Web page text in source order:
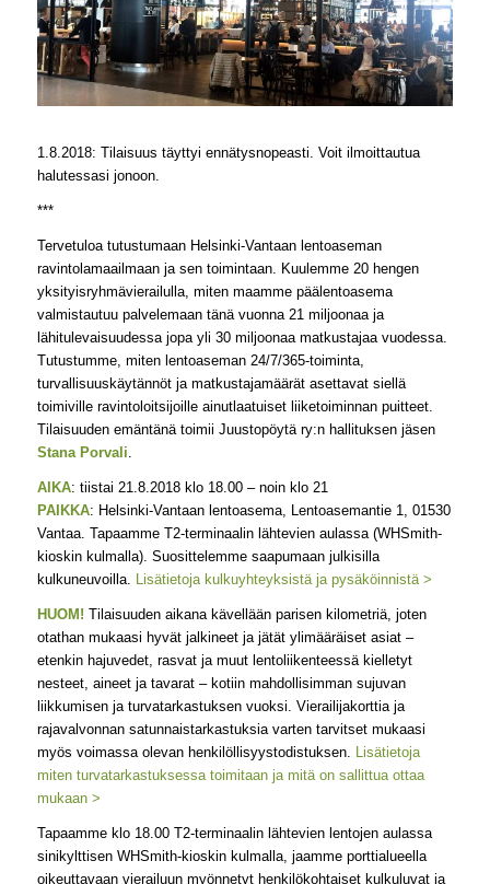
1.8.2018: Tilaisuus täyttyi ennätysnopeasti. Voit ilmoittautua
halutessasi jonoon.
***
Tervetuloa tutustumaan Helsinki-Vantaan lentoaseman
ravintolamaailmaan ja sen toimintaan. Kuulemme 20 hengen
yksityisryhmävierailulla, miten maamme päälentoasema
valmistautuu palvelemaan tänä vuonna 21 miljoonaa ja
lähitulevaisuudessa jopa yli 30 miljoonaa matkustajaa vuodessa.
Tutustumme, miten lentoaseman 24/7/365-toiminta,
turvallisuuskäytännöt ja matkustajamäärät asettavat siellä
toimiville ravintoloitsijoille ainutlaatuiset liiketoiminnan puitteet.
Tilaisuuden emäntänä toimii Juustopöytä ry:n hallituksen jäsen
Stana Porvali.
AIKA: tiistai 21.8.2018 klo 18.00 – noin klo 21
PAIKKA: Helsinki-Vantaan lentoasema, Lentoasemantie 1, 01530
Vantaa. Tapaamme T2-terminaalin lähtevien aulassa (WHSmith-
kioskin kulmalla). Suosittelemme saapumaan julkisilla
kulkuneuvoilla. Lisätietoja kulkuyhteyksistä ja pysäköinnistä >
HUOM! Tilaisuuden aikana kävellään parisen kilometriä, joten
otathan mukaasi hyvät jalkineet ja jätät ylimääräiset asiat –
etenkin hajuvedet, rasvat ja muut lentoliikenteessä kielletyt
nesteet, aineet ja tavarat – kotiin mahdollisimman sujuvan
liikkumisen ja turvatarkastuksen vuoksi. Vierailijakorttia ja
rajavalvonnan satunnaistarkastuksia varten tarvitset mukaasi
myös voimassa olevan henkilöllisyystodistuksen. Lisätietoja
miten turvatarkastuksessa toimitaan ja mitä on sallittua ottaa
mukaan >
Tapaamme klo 18.00 T2-terminaalin lähtevien lentojen aulassa
sinikylttisen WHSmith-kioskin kulmalla, jaamme porttialueella
oikeuttavaan vierailuun myönnetyt henkilökohtaiset kulkuluvat ja